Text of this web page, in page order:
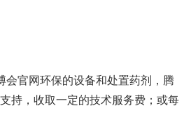
官网环保的设备和处置药剂，腾
支持，收取一定的技术服务费；或每